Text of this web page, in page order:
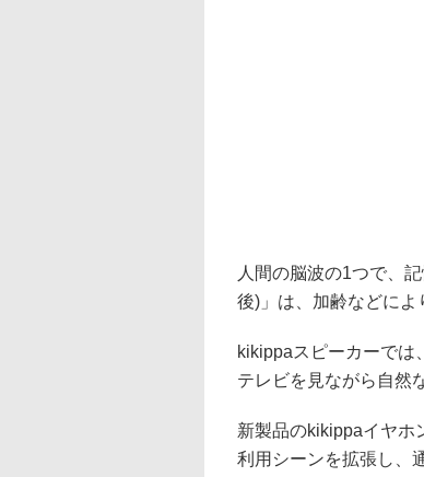
人間の脳波の1つで、
後)」は、加齢などによ
kikippaスピーカーでは
テレビを見ながら自然
新製品のkikippaイヤホ
利用シーンを拡張し、